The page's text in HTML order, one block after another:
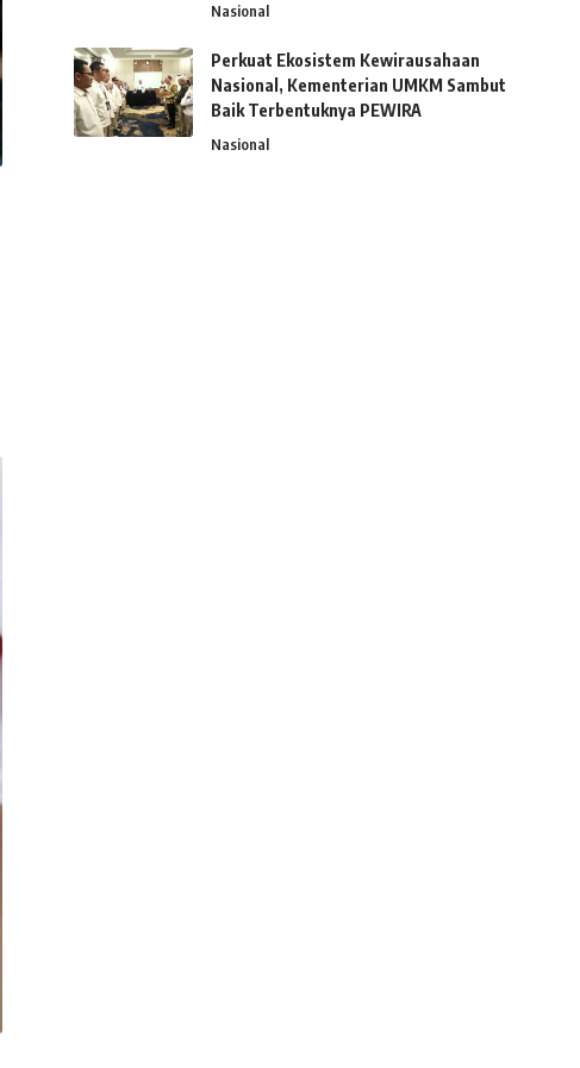
Nasional
Perkuat Ekosistem Kewirausahaan
Nasional, Kementerian UMKM Sambut
Baik Terbentuknya PEWIRA
Nasional